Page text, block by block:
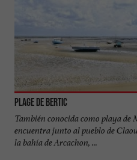
Plage de Bertic
También conocida como playa de
encuentra junto al pueblo de
la bahía de Arcachon, ...